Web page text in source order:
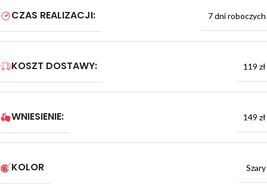
CZAS REALIZACJI: 7 dni roboczych
KOSZT DOSTAWY: 119 zł
WNIESIENIE: 149 zł
KOLOR Szary